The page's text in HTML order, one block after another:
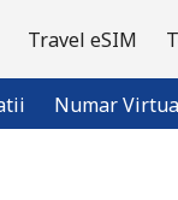
Numar
Travel eSIM